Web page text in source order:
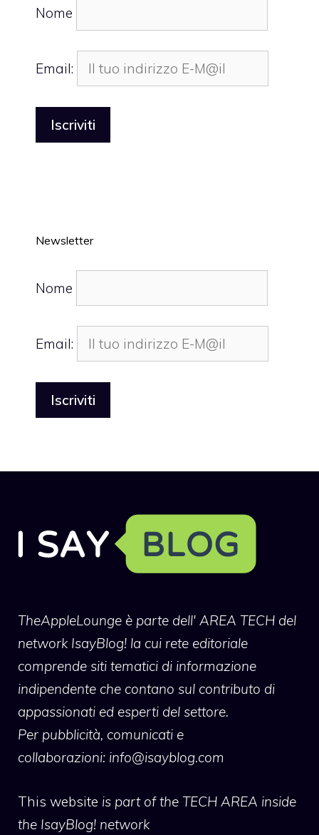
Nome
Email:
Newsletter
Nome
Email:
TheAppleLounge è parte dell' AREA TECH del
network IsayBlog! la cui rete editoriale
comprende siti tematici di informazione
indipendente che contano sul contributo di
appassionati ed esperti del settore.
Per pubblicità, comunicati e
collaborazioni: info@isayblog.com
This website is part of the TECH AREA inside
the IsayBlog! network